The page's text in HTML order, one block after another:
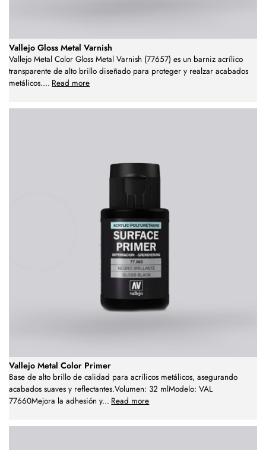
Vallejo Gloss Metal Varnish
Vallejo Metal Color Gloss Metal Varnish (77657) es un barniz acrílico
transparente de alto brillo diseñado para proteger y realzar acabados
metálicos.... Read more
Vallejo Metal Color Primer
Base de alto brillo de calidad para acrílicos metálicos, asegurando
acabados suaves y reflectantes.Volumen: 32 mlModelo: VAL
77660Mejora la adhesión y... Read more